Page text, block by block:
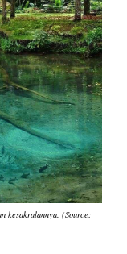
kesakralannya. (Source: